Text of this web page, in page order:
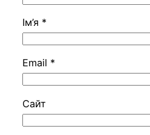
Ім’я *
Email *
Сайт